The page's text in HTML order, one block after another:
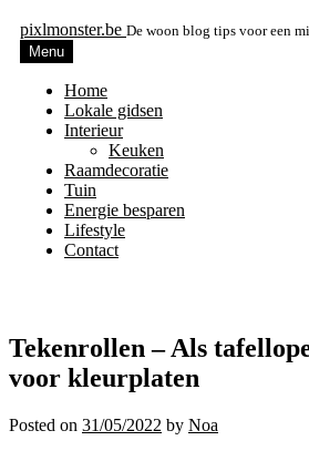
pixlmonster.be De woon blog tips voor een
Menu
Home
Lokale gidsen
Interieur
Keuken
Raamdecoratie
Tuin
Energie besparen
Lifestyle
Contact
Tekenrollen – Als
voor kleurplaten
Posted on 31/05/2022 by Noa